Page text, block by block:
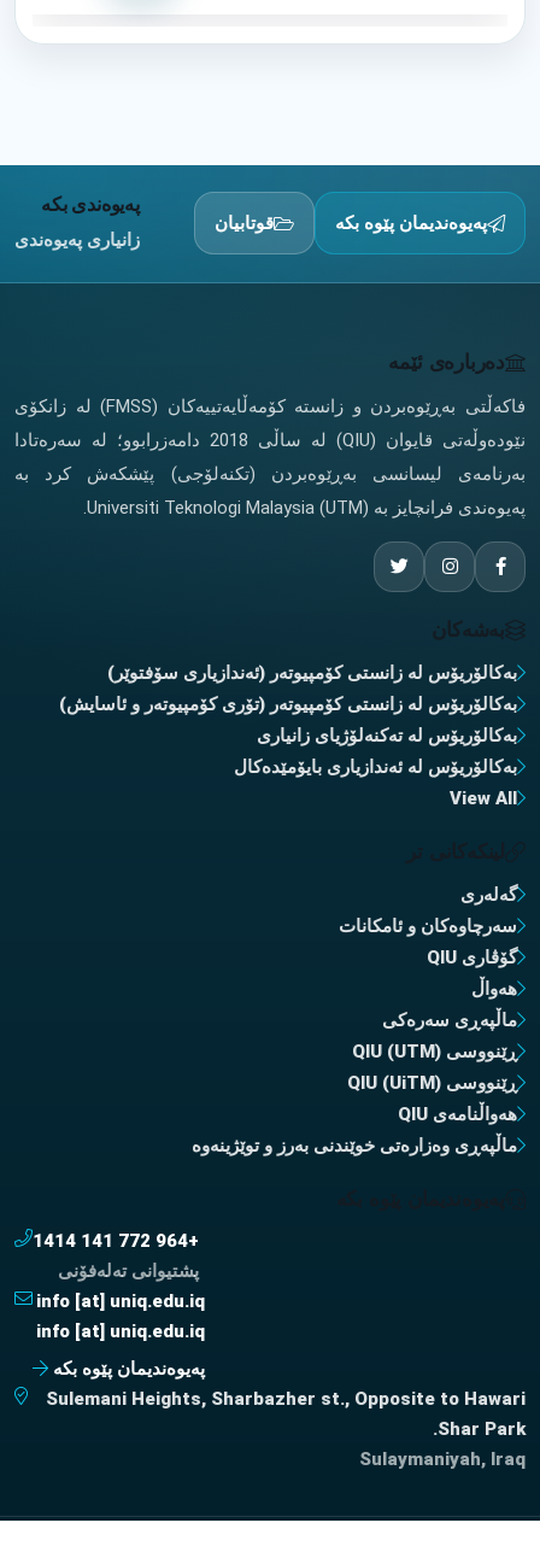
پەیوەندی بکە
زانیاری پەیوەندی
پەیوەندیمان پێوە بکە قوتابیان
دەربارەی ئێمە
فاکەڵتی بەڕێوەبردن و زانستە کۆمەڵایەتییەکان (FMSS) لە زانکۆی
نێودەوڵەتی قایوان (QIU) لە ساڵی 2018 دامەزرابوو؛ لە سەرەتادا
بەرنامەی لیسانسی بەڕێوەبردن (تکنەلۆجی) پێشکەش کرد بە
پەیوەندی فرانچایز بە Universiti Teknologi Malaysia (UTM).
بەشەکان
بەکالۆریۆس لە زانستی کۆمپیوتەر (ئەندازیاری سۆفتوێر)
بەکالۆریۆس لە زانستی کۆمپیوتەر (تۆری کۆمپیوتەر و ئاسایش)
بەکالۆریۆس لە تەکنەلۆژیای زانیاری
بەکالۆریۆس لە ئەندازیاری بایۆمێدەکال
View All
گەلەری
سەرچاوەکان و ئامکانات
گۆڤاری QIU
هەواڵ
ماڵپەڕی سەرەکی
ڕێنووسی QIU (UTM)
ڕێنووسی QIU (UiTM)
هەواڵنامەی QIU
ماڵپەڕی وەزارەتی خوێندنی بەرز و توێژینەوە
+964 772 141 1414
پشتیوانی تەلەفۆنی
info [at] uniq.edu.iq
info [at] uniq.edu.iq
پەیوەندیمان پێوە بکە
Sulemani Heights, Sharbazher st., Opposite to Hawari
Shar Park.
Sulaymaniyah, Iraq